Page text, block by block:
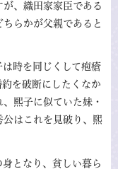
、織田家家臣である
らかが父親であると
時を同じくして疱瘡
を破断にしたくなか
熙子に似ていた妹・
公はこれを見破り、熙
となり、貧しい暮ら